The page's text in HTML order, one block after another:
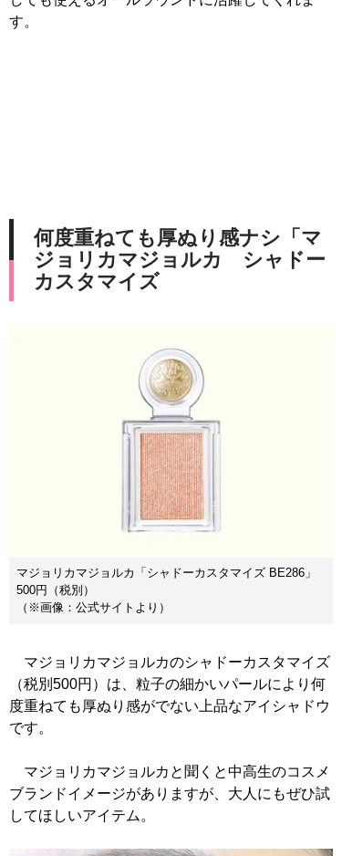
す。
何度重ねても厚ぬり感ナシ「マ
ジョリカマジョルカ シャドー
カスタマイズ
マジョリカマジョルカ「シャドーカスタマイズ BE286」
500円（税別）
（※画像：公式サイトより）
マジョリカマジョルカのシャドーカスタマイズ
（税別500円）は、粒子の細かいパールにより何
度重ねても厚ぬり感がでない上品なアイシャドウ
です。
マジョリカマジョルカと聞くと中高生のコスメ
ブランドイメージがありますが、大人にもぜひ試
してほしいアイテム。